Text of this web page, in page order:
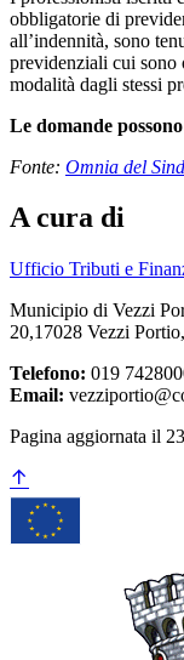
obbligatorie di
all’indennità, sono
previdenziali cui sono
modalità dagli stessi
Le domande
Fonte: Omnia del
A cura di
Ufficio Tributi e
Municipio di Vezzi
20,17028 Vezzi
Telefono: 019
Email:
Pagina aggiornata il